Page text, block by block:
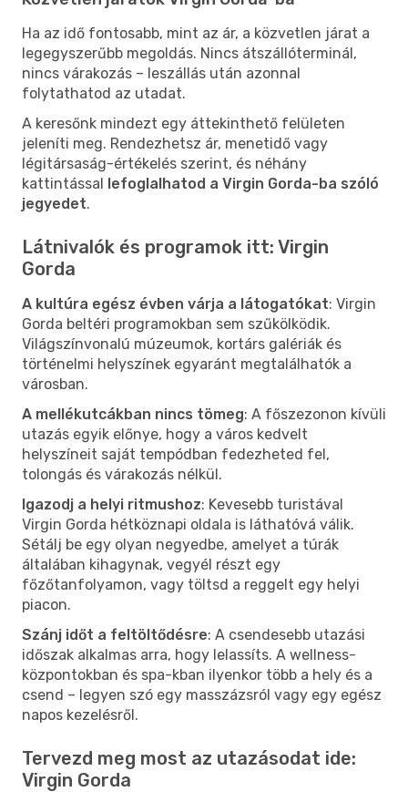
Ha az idő fontosabb, mint az ár, a közvetlen járat a
legegyszerűbb megoldás. Nincs átszállóterminál,
nincs várakozás – leszállás után azonnal
folytathatod az utadat.
A keresőnk mindezt egy áttekinthető felületen
jeleníti meg. Rendezhetsz ár, menetidő vagy
légitársaság-értékelés szerint, és néhány
kattintással lefoglalhatod a Virgin Gorda-ba szóló
jegyedet.
Látnivalók és programok itt: Virgin
Gorda
A kultúra egész évben várja a látogatókat: Virgin
Gorda beltéri programokban sem szűkölködik.
Világszínvonalú múzeumok, kortárs galériák és
történelmi helyszínek egyaránt megtalálhatók a
városban.
A mellékutcákban nincs tömeg: A főszezonon kívüli
utazás egyik előnye, hogy a város kedvelt
helyszíneit saját tempódban fedezheted fel,
tolongás és várakozás nélkül.
Igazodj a helyi ritmushoz: Kevesebb turistával
Virgin Gorda hétköznapi oldala is láthatóvá válik.
Sétálj be egy olyan negyedbe, amelyet a túrák
általában kihagynak, vegyél részt egy
főzőtanfolyamon, vagy töltsd a reggelt egy helyi
piacon.
Szánj időt a feltöltődésre: A csendesebb utazási
időszak alkalmas arra, hogy lelassíts. A wellness-
központokban és spa-kban ilyenkor több a hely és a
csend – legyen szó egy masszázsról vagy egy egész
napos kezelésről.
Tervezd meg most az utazásodat ide:
Virgin Gorda